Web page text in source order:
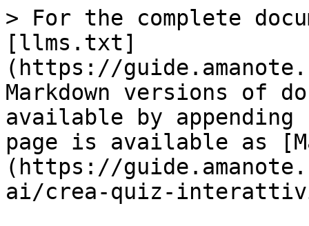
> For the complete
[llms.txt]
(https://
Markdown versions of
available by
page is available as
(https://
ai/crea-quiz-